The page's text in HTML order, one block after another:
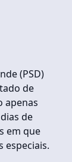
(PSD)
de
apenas
de
em que
especiais.